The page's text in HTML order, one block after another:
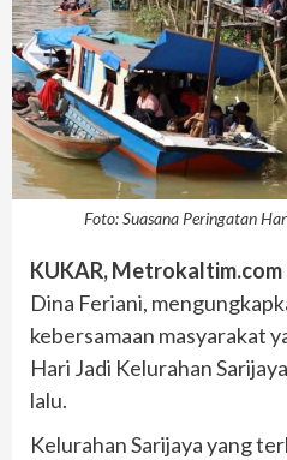
Foto: Suasana Peringatan
KUKAR, Metrokaltim.com
Dina Feriani,
kebersamaan masyarakat
Hari Jadi Kelurahan
lalu.
Kelurahan Sarijaya yang